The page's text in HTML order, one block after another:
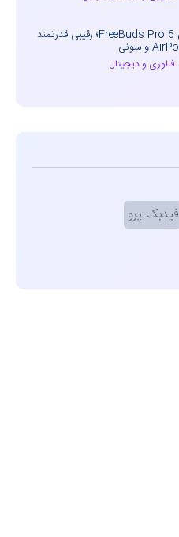
بررسی هواوی FreeBuds Pro 5؛ رقیبی قدرتمند
فناوری و دیجیتال
فیدبک پرو